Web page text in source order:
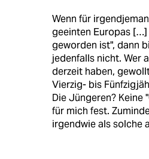
Wenn für
geeinten Europas
geworden ist", dann
jedenfalls nicht. Wer
derzeit haben,
Vierzig- bis
Die Jüngeren? Keine
für mich fest.
irgendwie als solche